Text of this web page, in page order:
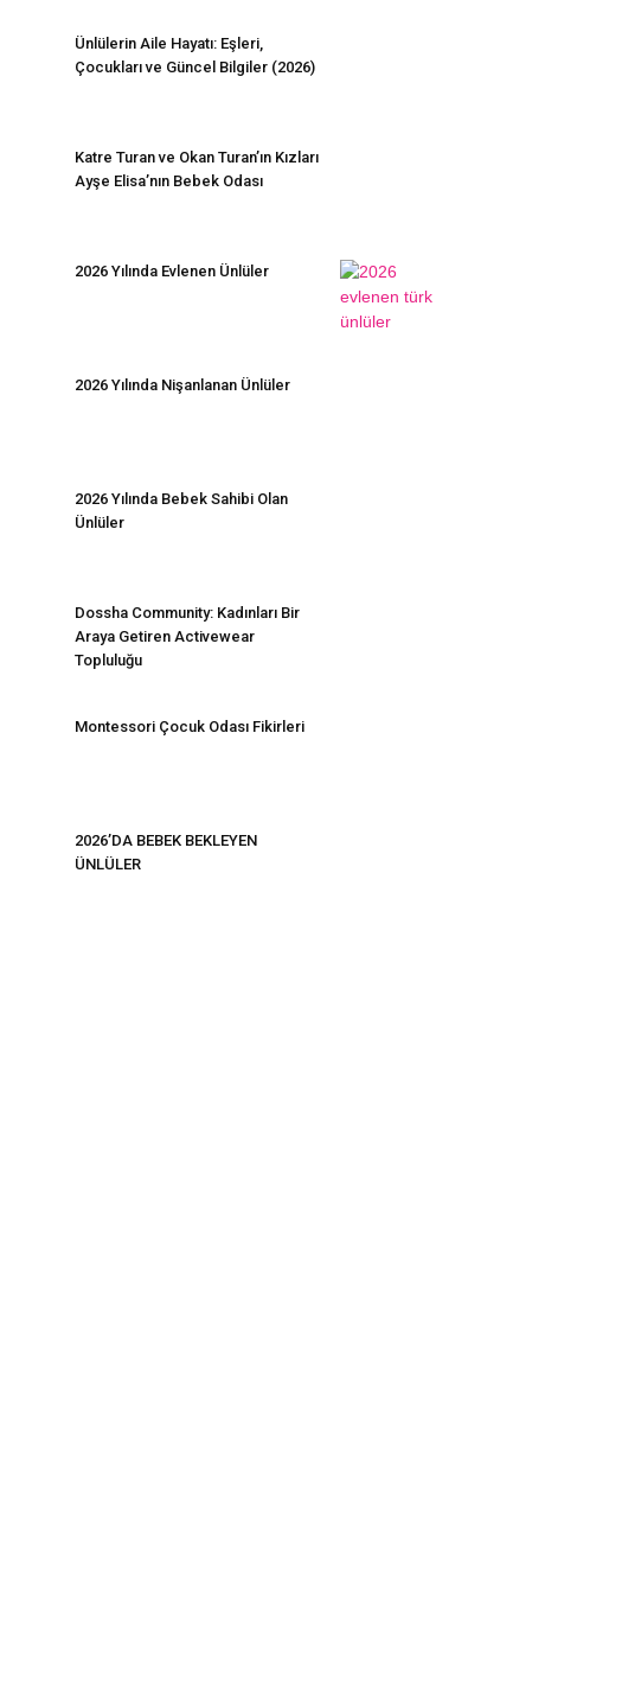
Ünlülerin Aile Hayatı: Eşleri,
Çocukları ve Güncel Bilgiler (2026)
Katre Turan ve Okan Turan’ın Kızları
Ayşe Elisa’nın Bebek Odası
2026 Yılında Evlenen Ünlüler
2026 Yılında Nişanlanan Ünlüler
2026 Yılında Bebek Sahibi Olan
Ünlüler
Dossha Community: Kadınları Bir
Araya Getiren Activewear
Topluluğu
Montessori Çocuk Odası Fikirleri
2026’DA BEBEK BEKLEYEN
ÜNLÜLER